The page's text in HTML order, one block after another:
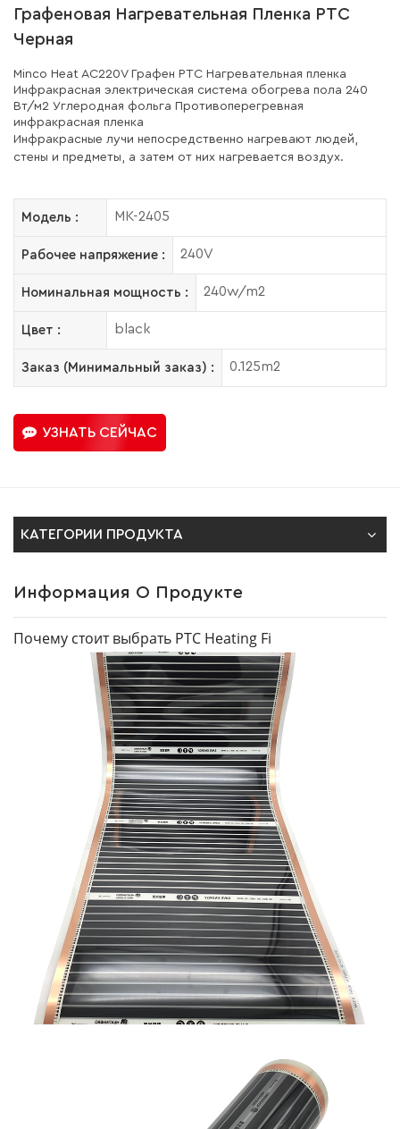
Графеновая Нагревательная Пленка PTC
Черная
Minco Heat AC220V Графен PTC Нагревательная пленка
Инфракрасная электрическая система обогрева пола 240
Вт/м2 Углеродная фольга Противоперегревная
инфракрасная пленка
Инфракрасные лучи непосредственно нагревают людей,
стены и предметы, а затем от них нагревается воздух.
Модель : MK-2405
Рабочее напряжение : 240V
Номинальная мощность : 240w/m2
Цвет : black
Заказ (Минимальный заказ) : 0.125m2
УЗНАТЬ СЕЙЧАС
КАТЕГОРИИ ПРОДУКТА
Информация О Продукте
Почему стоит выбрать PTC Heating Fi